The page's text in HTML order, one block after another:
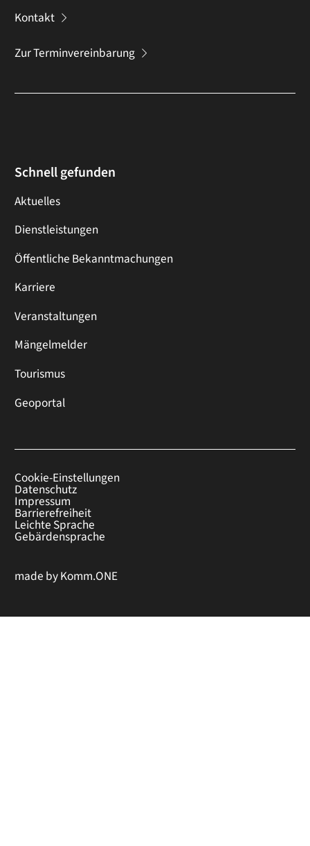
Kontakt
Zur Terminvereinbarung
Schnell gefunden
Aktuelles
Dienstleistungen
Öffentliche Bekanntmachungen
Karriere
Veranstaltungen
Mängelmelder
Tourismus
Geoportal
Cookie-Einstellungen
Datenschutz
Impressum
Barrierefreiheit
Leichte Sprache
Gebärdensprache
made byKomm.ONE